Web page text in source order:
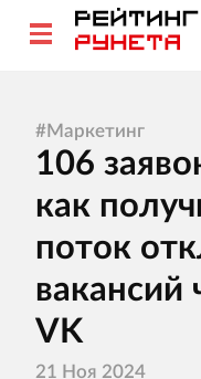
#Маркетинг
106
как
поток
вакансий
VK
21 Ноя 2024